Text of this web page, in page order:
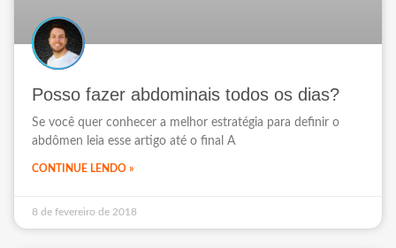
Posso fazer abdominais todos os dias?
Se você quer conhecer a melhor estratégia para definir o
abdômen leia esse artigo até o final A
CONTINUE LENDO »
8 de fevereiro de 2018